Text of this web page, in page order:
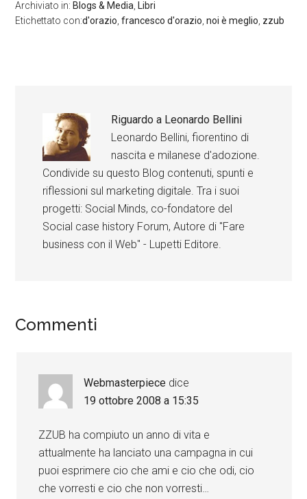
Archiviato in: Blogs & Media, Libri
Etichettato con:d'orazio,francesco d'orazio,noi è meglio, zzub
Riguardo a Leonardo Bellini
Leonardo Bellini, fiorentino di
nascita e milanese d'adozione.
Condivide su questo Blog contenuti, spunti e
riflessioni sul marketing digitale. Tra i suoi
progetti: Social Minds, co-fondatore del
Social case history Forum, Autore di "Fare
business con il Web" - Lupetti Editore.
Commenti
Webmasterpiece dice
19 ottobre 2008 a 15:35
ZZUB ha compiuto un anno di vita e
attualmente ha lanciato una campagna in cui
puoi esprimere cio che ami e cio che odi, cio
che vorresti e cio che non vorresti…